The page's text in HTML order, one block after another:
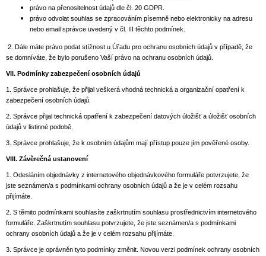
právo na přenositelnost údajů dle čl. 20 GDPR.
právo odvolat souhlas se zpracováním písemně nebo elektronicky na adresu
nebo email správce uvedený v čl. III těchto podmínek.
2. Dále máte právo podat stížnost u Úřadu pro ochranu osobních údajů v případě, že
se domníváte, že bylo porušeno Vaší právo na ochranu osobních údajů.
VII. Podmínky zabezpečení osobních údajů
1. Správce prohlašuje, že přijal veškerá vhodná technická a organizační opatření k
zabezpečení osobních údajů.
2. Správce přijal technická opatření k zabezpečení datových úložišť a úložišť osobních
údajů v listinné podobě.
3. Správce prohlašuje, že k osobním údajům mají přístup pouze jím pověřené osoby.
VIII. Závěrečná ustanovení
1. Odesláním objednávky z internetového objednávkového formuláře potvrzujete, že
jste seznámen/a s podmínkami ochrany osobních údajů a že je v celém rozsahu
přijímáte.
2. S těmito podmínkami souhlasíte zaškrtnutím souhlasu prostřednictvím internetového
formuláře. Zaškrtnutím souhlasu potvrzujete, že jste seznámen/a s podmínkami
ochrany osobních údajů a že je v celém rozsahu přijímáte.
3. Správce je oprávněn tyto podmínky změnit. Novou verzi podmínek ochrany osobních